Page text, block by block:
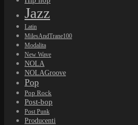
Jazz
Latin
MilesAndTrane100
Modalita
New Wave
NOLA
NOLAGroove
Pop
Pop Rock
Post-bop
Post Punk
Producenti